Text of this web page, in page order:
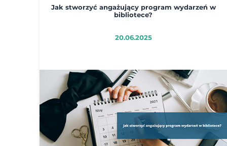
Jak stworzyć angażujący program wydarzeń w
bibliotece?
20.06.2025